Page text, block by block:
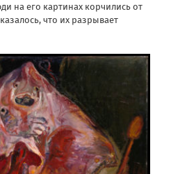
на его картинах корчились от
что их разрывает